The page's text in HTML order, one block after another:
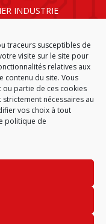
traceurs susceptibles de
visite sur le site pour
relatives aux
contenu du site. Vous
partie de ces cookies
nécessaires au
vos choix à tout
politique de
INDUSTRIE
EXUPÉRY
MENTIONS LÉGALES
DROITS RÉSERVÉS